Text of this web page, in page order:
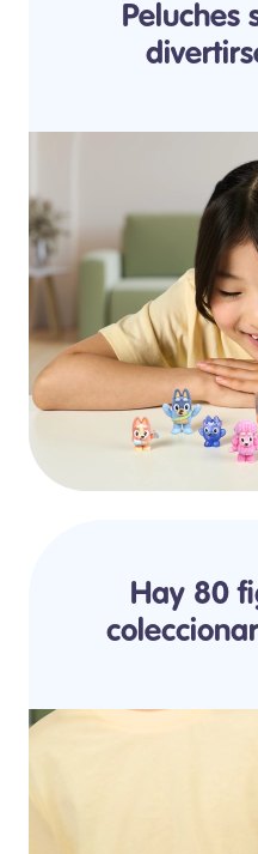
Peluches
Hay 80